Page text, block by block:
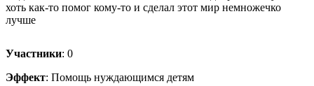
хоть как-то помог кому-то и сделал этот мир немножечко
лучше
Участники: 0
Эффект: Помощь нуждающимся детям